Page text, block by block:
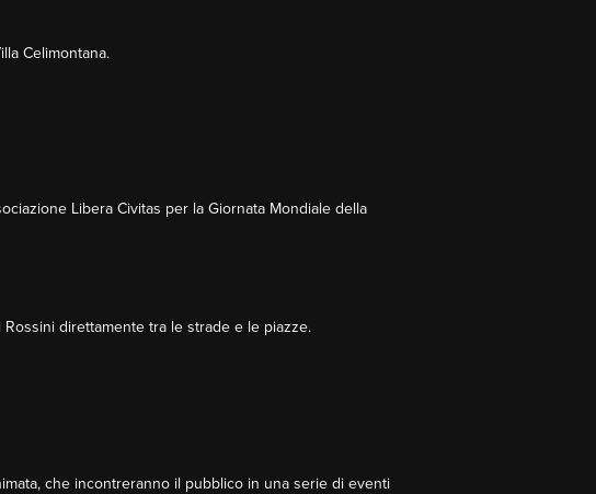
Celimontana.
Libera Civitas per la Giornata Mondiale della
Rossini direttamente tra le strade e le piazze.
che incontreranno il pubblico in una serie di eventi